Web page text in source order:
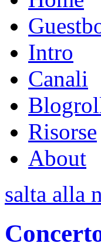
Intro
Canali
Risorse
About
salta alla